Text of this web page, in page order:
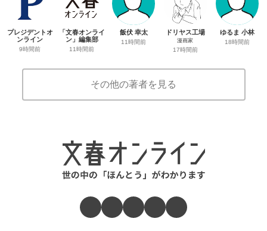
プレジデントオ
ンライン
9時間前
「文春オンライ
ン」編集部
11時間前
飯伏 幸太
11時間前
ドリヤス工場
漫画家
17時間前
ゆるま 小林
18時間前
その他の著者を見る